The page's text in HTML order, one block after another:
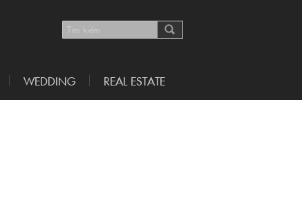
WEDDING REAL ESTATE